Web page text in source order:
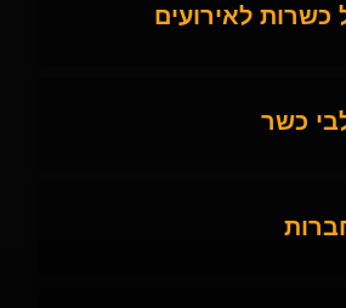
כשרות לאירועים
כשר